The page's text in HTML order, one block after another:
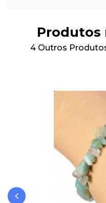
Produtos
4 Outros